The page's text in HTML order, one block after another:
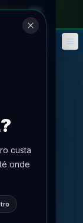
custa
onde